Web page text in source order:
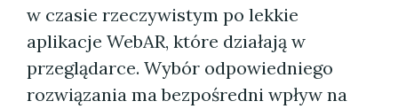
w czasie rzeczywistym po lekkie
aplikacje WebAR, które działają w
przeglądarce. Wybór odpowiedniego
rozwiązania ma bezpośredni wpływ na